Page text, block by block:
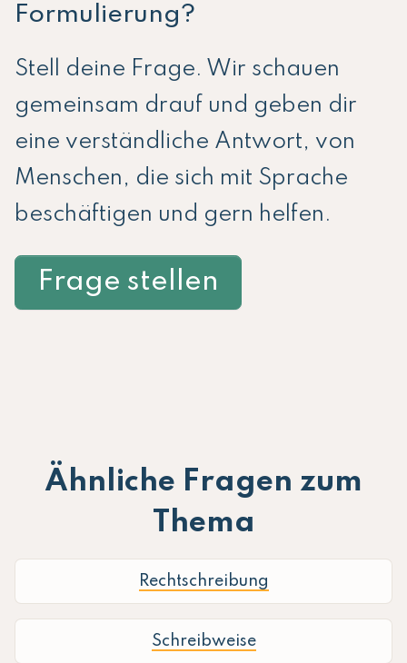
Formulierung?
Stell deine Frage. Wir schauen
gemeinsam drauf und geben dir
eine verständliche Antwort, von
Menschen, die sich mit Sprache
beschäftigen und gern helfen.
Frage stellen
Ähnliche Fragen zum
Thema
Rechtschreibung
Schreibweise